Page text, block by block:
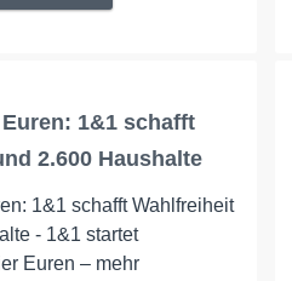
1&1 schafft
2.600 Haushalte
1&1 schafft Wahlfreiheit
- 1&1 startet
Euren – mehr